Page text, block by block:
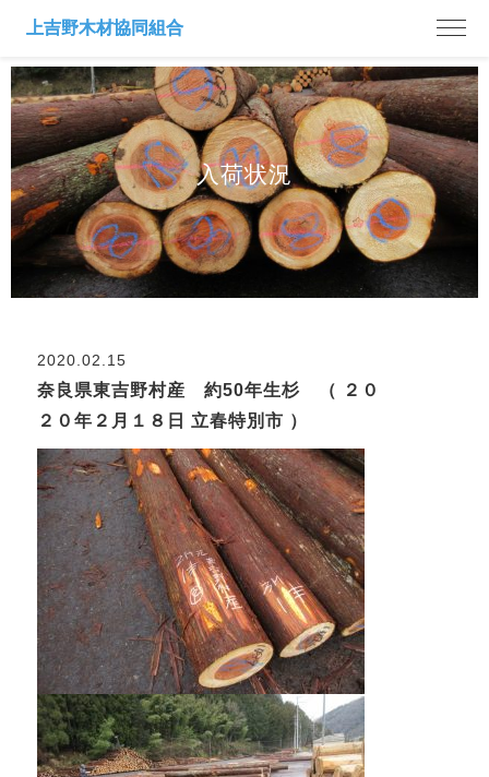
入荷状況
2020.02.15
奈良県東吉野村産 約50年生杉 （ ２０
２０年２月１８日 立春特別市 ）